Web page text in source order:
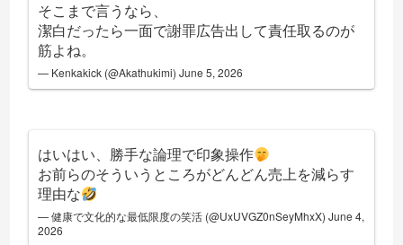
そこまで言うなら、
潔白だったら一面で謝罪広告出して責任取るのが
筋よね。
— Kenkakick (@Akathukimi)June 5, 2026
はいはい、勝手な論理で印象操作
お前らのそういうところがどんどん売上を減らす
理由な
— 健康で文化的な最低限度の笑活 (@UxUVGZ0nSeyMhxX)June 4,
2026